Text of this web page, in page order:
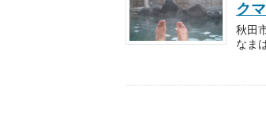
ク
なま